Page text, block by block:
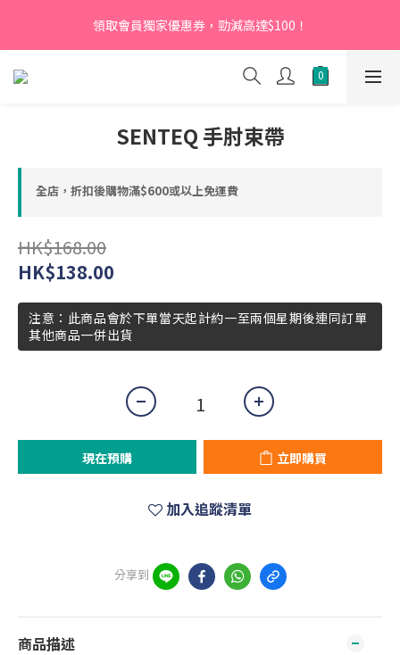
【新會員】即日起至2026月12月31日，首次下單輸入優惠碼
「NEW95」即可享95折
領取會員獨家優惠券，勁減高達$100！
【新會員】即日起至2026月12月31日，首次下單輸入優惠碼
「NEW95」即可享95折
SENTEQ 手肘束帶
全店，折扣後購物滿$600或以上免運費
HK$168.00
HK$138.00
注意：此商品會於下單當天起計約一至兩個星期後連同訂單
其他商品一併出貨
現在預購 立即購買
加入追蹤清單
分享到
商品描述